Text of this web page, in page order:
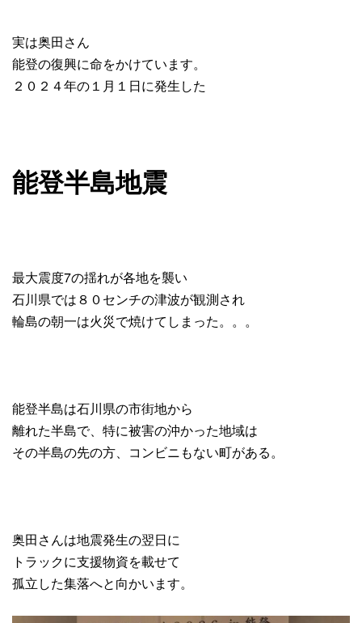
実は奥田さん
能登の復興に命をかけています。
２０２４年の１月１日に発生した
能登半島地震
最大震度7の揺れが各地を襲い
石川県では８０センチの津波が観測され
輪島の朝一は火災で焼けてしまった。。。
能登半島は石川県の市街地から
離れた半島で、特に被害の沖かった地域は
その半島の先の方、コンビニもない町がある。
奥田さんは地震発生の翌日に
トラックに支援物資を載せて
孤立した集落へと向かいます。